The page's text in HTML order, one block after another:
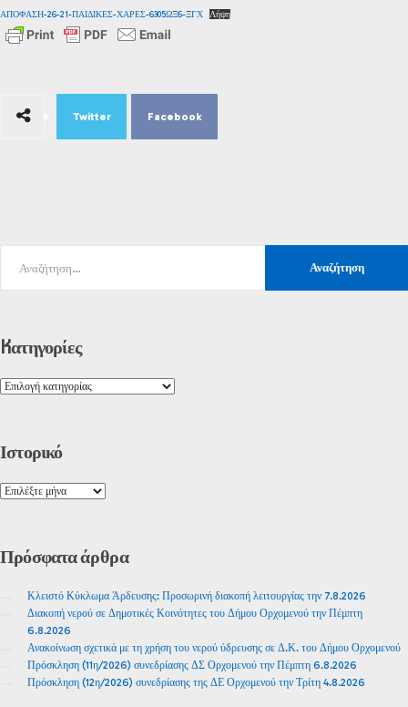
ΑΠΟΦΑΣΗ-26-21-ΠΑΙΔΙΚΕΣ-ΧΑΡΕΣ-6305ΩΞ6-ΞΓΧ Λήψη
Twitter Facebook
Kατηγορίες
Ιστορικό
Πρόσφαταάρθρα
Κλειστό Κύκλωμα Άρδευσης: Προσωρινή διακοπή λειτουργίας την 7.8.2026
Διακοπή νερού σε Δημοτικές Κοινότητες του Δήμου Ορχομενού την Πέμπτη
6.8.2026
Ανακοίνωση σχετικά με τη χρήση του νερού ύδρευσης σε Δ.Κ. του Δήμου Ορχομενού
Πρόσκληση (11η/2026) συνεδρίασης ΔΣ Ορχομενού την Πέμπτη 6.8.2026
Πρόσκληση (12η/2026) συνεδρίασης της ΔΕ Ορχομενού την Τρίτη 4.8.2026